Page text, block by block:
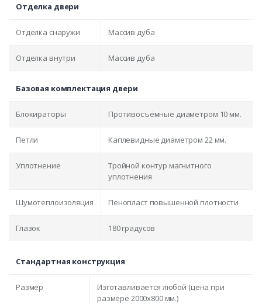
Отделка двери
Отделка снаружи Массив дуба
Отделка внутри Массив дуба
Базовая комплектация двери
Блокираторы Противосъёмные диаметром 10 мм.
Петли Каплевидные диаметром 22 мм.
Уплотнение
Тройной контур магнитного
уплотнения
Шумотеплоизоляция Пенопласт повышенной плотности
Глазок 180 градусов
Стандартная конструкция
Размер
Изготавливается любой (цена при
размере 2000x800 мм.)